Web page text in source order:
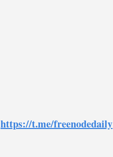
https://t.me/freenodedaily